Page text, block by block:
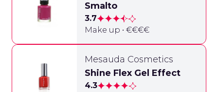
Smalto
3.7
Make up • €€€€
Mesauda Cosmetics
Shine Flex Gel Effect
4.3